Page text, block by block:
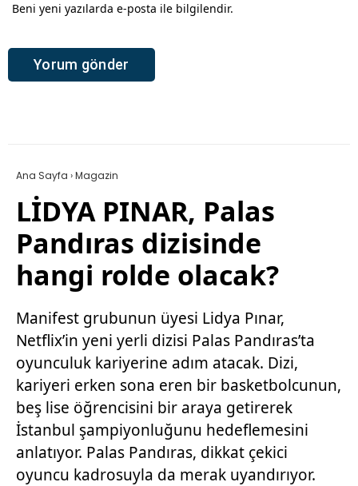
Beni yeni yazılarda e-posta ile bilgilendir.
Ana Sayfa ›Magazin
LİDYA PINAR, Palas
Pandıras dizisinde
hangi rolde olacak?
Manifest grubunun üyesi Lidya Pınar,
Netflix’in yeni yerli dizisi Palas Pandıras’ta
oyunculuk kariyerine adım atacak. Dizi,
kariyeri erken sona eren bir basketbolcunun,
beş lise öğrencisini bir araya getirerek
İstanbul şampiyonluğunu hedeflemesini
anlatıyor. Palas Pandıras, dikkat çekici
oyuncu kadrosuyla da merak uyandırıyor.